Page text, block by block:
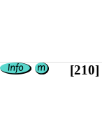
[210]